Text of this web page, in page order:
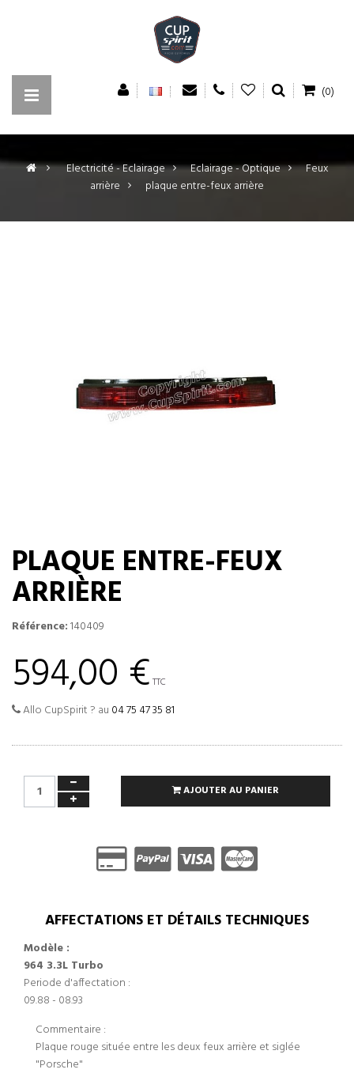
(0)
> Electricité - Eclairage > Eclairage - Optique >
Feux
arrière > plaque entre-feux arrière
PLAQUE ENTRE-FEUX
ARRIÈRE
Référence:140409
594,00 € TTC
Allo CupSpirit ? au 04 75 47 35 81
AJOUTER AU PANIER
AFFECTATIONS ET DÉTAILS TECHNIQUES
Modèle :
964 3.3L Turbo
Periode d'affectation :
09.88 - 08.93
Commentaire :
Plaque rouge située entre les deux feux arrière et siglée
"Porsche"